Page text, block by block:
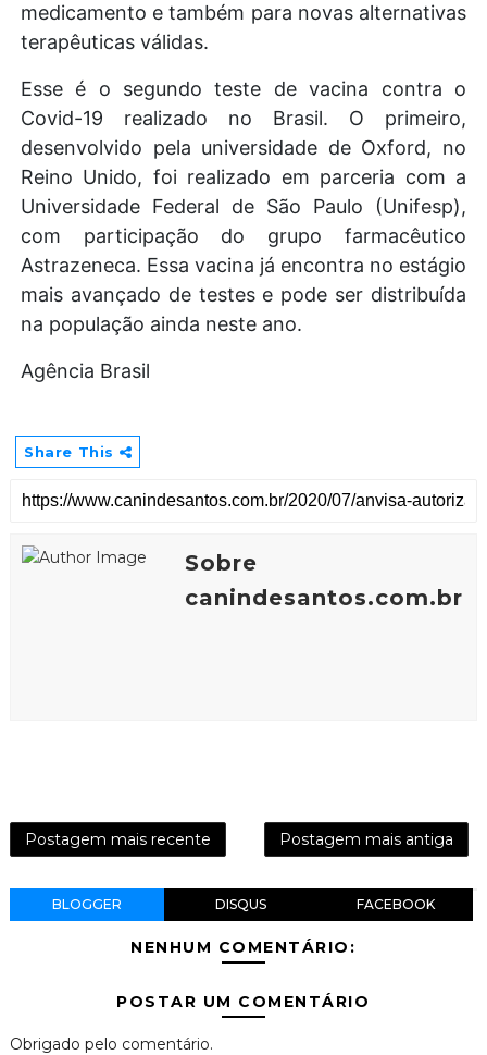
medicamento e também para novas alternativas
terapêuticas válidas.
Esse é o segundo teste de vacina contra o
Covid-19 realizado no Brasil. O primeiro,
desenvolvido pela universidade de Oxford, no
Reino Unido, foi realizado em parceria com a
Universidade Federal de São Paulo (Unifesp),
com participação do grupo farmacêutico
Astrazeneca. Essa vacina já encontra no estágio
mais avançado de testes e pode ser distribuída
na população ainda neste ano.
Agência Brasil
Share This
Sobre
canindesantos.com.br
Postagem mais recente Postagem mais antiga
BLOGGER DISQUS FACEBOOK
NENHUM COMENTÁRIO:
POSTAR UM COMENTÁRIO
Obrigado pelo comentário.